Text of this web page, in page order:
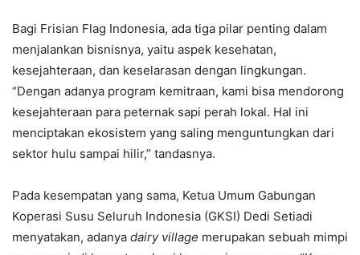
Bagi Frisian Flag Indonesia, ada tiga pilar penting dalam
menjalankan bisnisnya, yaitu aspek kesehatan,
kesejahteraan, dan keselarasan dengan lingkungan.
“Dengan adanya program kemitraan, kami bisa mendorong
kesejahteraan para peternak sapi perah lokal. Hal ini
menciptakan ekosistem yang saling menguntungkan dari
sektor hulu sampai hilir,” tandasnya.
Pada kesempatan yang sama, Ketua Umum Gabungan
Koperasi Susu Seluruh Indonesia (GKSI) Dedi Setiadi
menyatakan, adanya dairy village merupakan sebuah mimpi